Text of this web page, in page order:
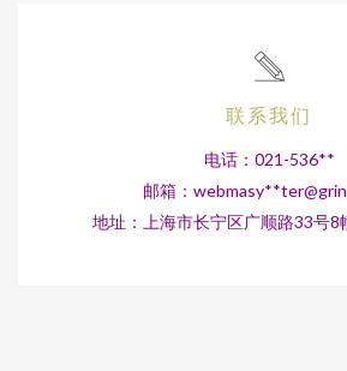
联系我们
电话：021-536**
邮箱：webmasy**
地址：上海市长宁区广顺路33号8